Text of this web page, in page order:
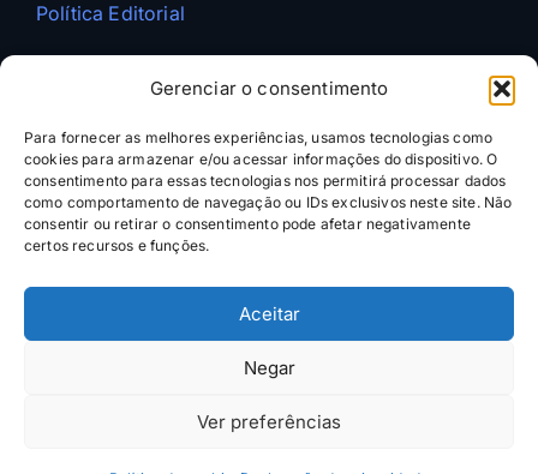
Gerenciar o consentimento
Para fornecer as melhores experiências, usamos tecnologias como
cookies para armazenar e/ou acessar informações do dispositivo. O
consentimento para essas tecnologias nos permitirá processar dados
como comportamento de navegação ou IDs exclusivos neste site. Não
consentir ou retirar o consentimento pode afetar negativamente
certos recursos e funções.
Aceitar
Negar
Ver preferências
Política Editorial
YouTube
Instagram